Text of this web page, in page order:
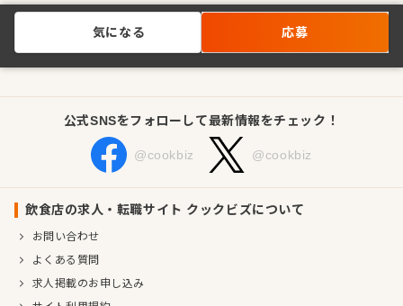
気になる 応募
公式SNSをフォローして最新情報をチェック！
@cookbiz @cookbiz
飲食店の求人・転職サイト クックビズについて
お問い合わせ
よくある質問
求人掲載のお申し込み